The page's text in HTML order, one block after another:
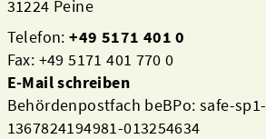
31224 Peine
Telefon:+49 5171 401 0
Fax: +49 5171 401 770 0
E-Mail schreiben
Behördenpostfach beBPo: safe-sp1-
1367824194981-013254634